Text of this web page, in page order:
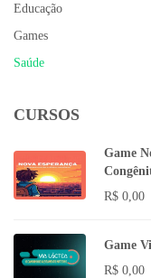
Educação
Games
Saúde
CURSOS
Game
R$ 0,00
Game
R$ 0,00